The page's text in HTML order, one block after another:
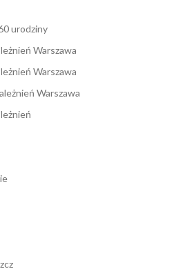
urodziny
Warszawa
Warszawa
Warszawa